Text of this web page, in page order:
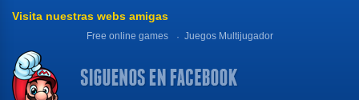
Visita nuestras webs amigas
Free online games Juegos Multijugador